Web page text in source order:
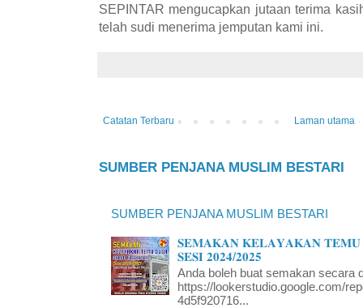
SEPINTAR mengucapkan jutaan terima
telah sudi menerima jemputan kami ini.
Catatan Terbaru Laman utama
SUMBER PENJANA MUSLIM BESTARI
SUMBER PENJANA MUSLIM BESTARI
𝐒𝐄𝐌𝐀𝐊𝐀𝐍 𝐊𝐄𝐋𝐀𝐘𝐀𝐊𝐀𝐍 𝐓𝐄𝐌𝐔
𝐒𝐄𝐒𝐈 𝟐𝟎𝟐𝟒/𝟐𝟎𝟐𝟓
Anda boleh buat semakan secara
https://lookerstudio.google.com/
4d5f920716...